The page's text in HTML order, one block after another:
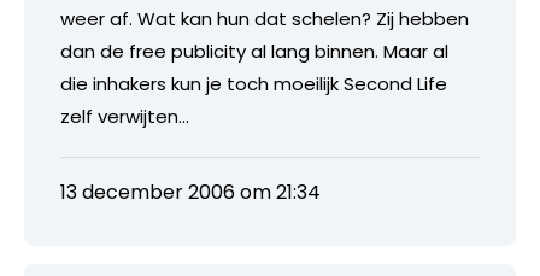
weer af. Wat kan hun dat schelen? Zij hebben
dan de free publicity al lang binnen. Maar al
die inhakers kun je toch moeilijk Second Life
zelf verwijten…
13 december 2006 om 21:34